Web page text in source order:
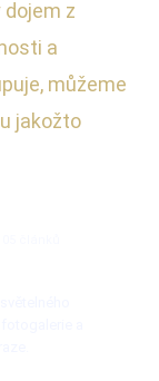
z
a
můžeme
jakožto